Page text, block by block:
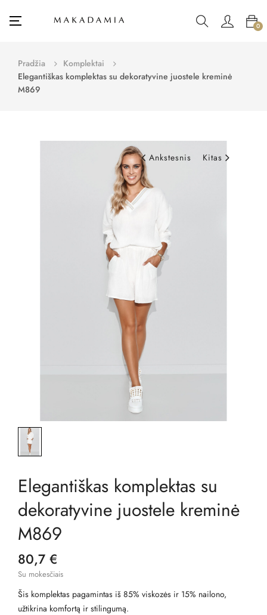
Toggle
☰ 0
Pradžia
Komplektai
Elegantiškas komplektas su dekoratyvine juostele kreminė
M869
Ankstesnis Kitas
Elegantiškas komplektas su
dekoratyvine juostele kreminė
M869
80,7 €
Su mokesčiais
Šis komplektas pagamintas iš 85% viskozės ir 15% nailono,
užtikrina komfortą ir stilingumą.